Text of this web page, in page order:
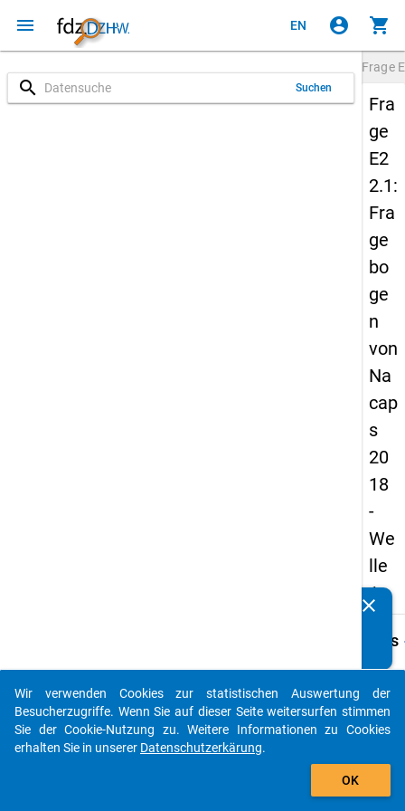
menu EN account_circle shopping_cart
search Suchen
Frage
Fra
ge
E2
2.1:
Fra
ge
bo
ge
n
von
Na
cap
s
20
18
-
We
lle
1
Details
E22.1
clear
auto_stories
add_shopping_cart
Wir verwenden Cookies zur statistischen Auswertung der
Besucherzugriffe. Wenn Sie auf dieser Seite weitersurfen stimmen
Sie der Cookie-Nutzung zu. Weitere Informationen zu Cookies
erhalten Sie in unserer Datenschutzerkärung.
OK